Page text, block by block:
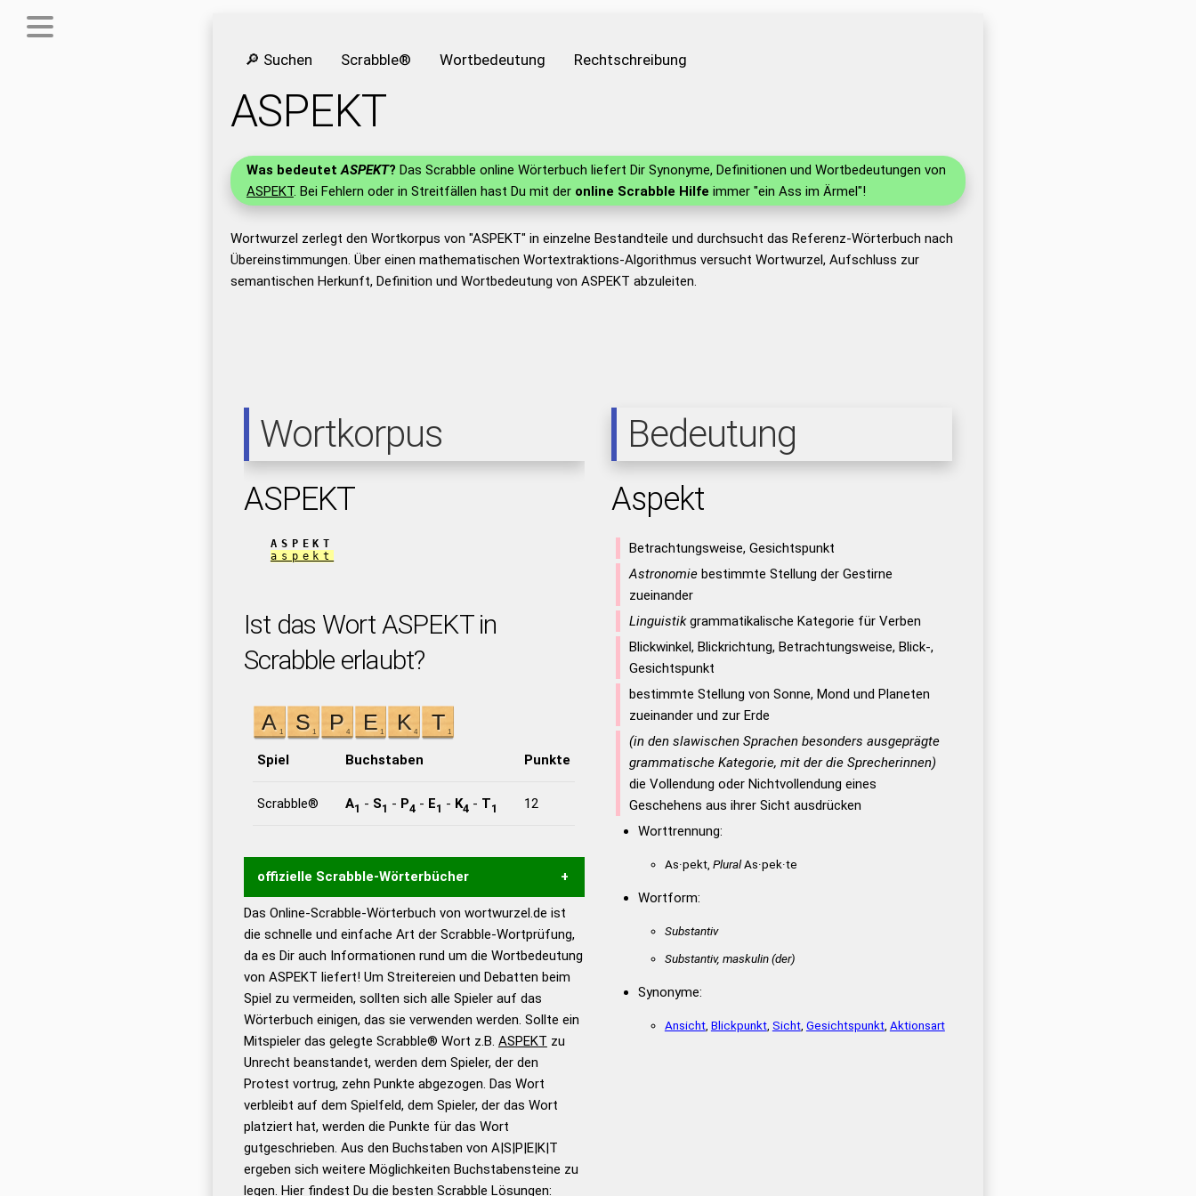
🔎 Suchen Scrabble® Wortbedeutung Rechtschreibung
ASPEKT
Was bedeutetASPEKT? Das Scrabble online Wörterbuch liefert Dir Synonyme, Definitionen und Wortbedeutungen von
ASPEKT. Bei Fehlern oder in Streitfällen hast Du mit der online Scrabble Hilfe immer "ein Ass im Ärmel"!
Wortwurzel zerlegt den Wortkorpus von "ASPEKT" in einzelne Bestandteile und durchsucht das Referenz-Wörterbuch nach
Übereinstimmungen. Über einen mathematischen Wortextraktions-Algorithmus versucht Wortwurzel, Aufschluss zur
semantischen Herkunft, Definition und Wortbedeutung von ASPEKT abzuleiten.
Wortkorpus
ASPEKT
ASPEKT
aspekt
Ist das Wort ASPEKT in
Scrabble erlaubt?
Spiel Buchstaben Punkte
Scrabble® A1 - S1 - P4 - E1 - K4 - T1 12
offizielle Scrabble-Wörterbücher
Wortwurzel liefert mit Hilfe eines semantischen
Wortanalyse-Algorithmus gute Anhaltspunkte zu
Wortbedeutung, Worttrennung und Wortform, um die
Gültigkeit eines Wortes für das Scrabble-Spiel zu
bestimmen! zugelassene Turnier Scrabble-
Wörterbücher sind:
Duden – Standardwerk in 12
Bänden
Duden – Richtiges und gutes
Deutsch
Duden – Die deutsche Grammatik
Das Online-Scrabble-Wörterbuch von wortwurzel.de ist
die schnelle und einfache Art der Scrabble-Wortprüfung,
da es Dir auch Informationen rund um die Wortbedeutung
von ASPEKT liefert! Um Streitereien und Debatten beim
Spiel zu vermeiden, sollten sich alle Spieler auf das
Wörterbuch einigen, das sie verwenden werden. Sollte ein
Mitspieler das gelegte Scrabble® Wort z.B. ASPEKT zu
Unrecht beanstandet, werden dem Spieler, der den
Protest vortrug, zehn Punkte abgezogen. Das Wort
verbleibt auf dem Spielfeld, dem Spieler, der das Wort
platziert hat, werden die Punkte für das Wort
gutgeschrieben. Aus den Buchstaben von A|S|P|E|K|T
ergeben sich weitere Möglichkeiten Buchstabensteine zu
legen. Hier findest Du die besten Scrabble Lösungen:
Bedeutung
Aspekt
Betrachtungsweise, Gesichtspunkt
Astronomiebestimmte Stellung der Gestirne
zueinander
Linguistikgrammatikalische Kategorie für Verben
Blickwinkel, Blickrichtung, Betrachtungsweise, Blick-,
Gesichtspunkt
bestimmte Stellung von Sonne, Mond und Planeten
zueinander und zur Erde
(in den slawischen Sprachen besonders ausgeprägte
grammatische Kategorie, mit der die Sprecherinnen)
die Vollendung oder Nichtvollendung eines
Geschehens aus ihrer Sicht ausdrücken
Worttrennung:
As·pekt, PluralAs·pek·te
Wortform:
Substantiv
Substantiv, maskulin(der)
Synonyme:
Ansicht, Blickpunkt, Sicht, Gesichtspunkt, Aktionsart